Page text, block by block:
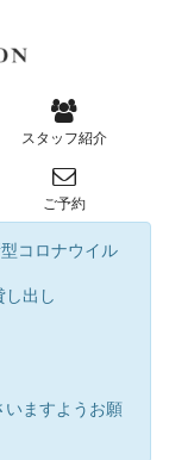
スタッフ紹介
ご予約
コロナウイル
し出し
いますようお願